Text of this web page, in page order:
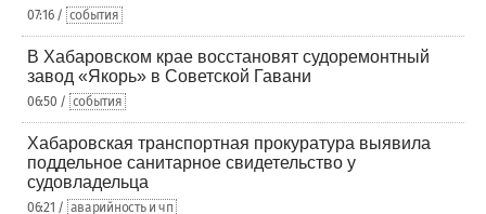
07:16 / события
В Хабаровском крае восстановят судоремонтный
завод «Якорь» в Советской Гавани
06:50 / события
Хабаровская транспортная прокуратура выявила
поддельное санитарное свидетельство у
судовладельца
06:21 / аварийность и чп